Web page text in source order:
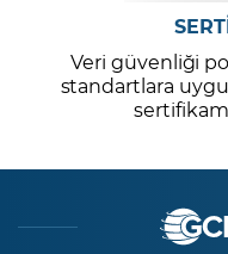
Veri güvenliği
standartlara